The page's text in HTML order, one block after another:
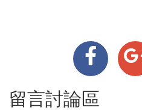
留言討論區